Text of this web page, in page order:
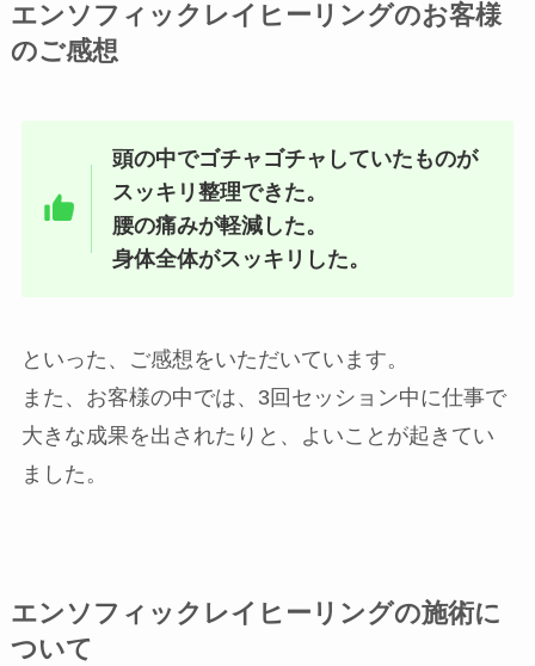
エンソフィックレイヒーリングのお客様
のご感想
頭の中でゴチャゴチャしていたものが
スッキリ整理できた。
腰の痛みが軽減した。
身体全体がスッキリした。
といった、ご感想をいただいています。
また、お客様の中では、3回セッション中に仕事で
大きな成果を出されたりと、よいことが起きてい
ました。
エンソフィックレイヒーリングの施術に
ついて